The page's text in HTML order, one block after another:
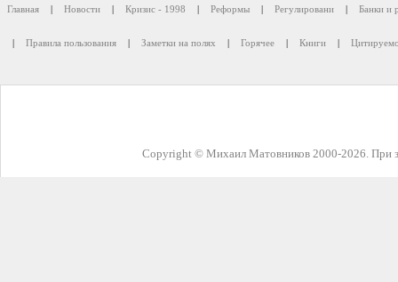
Главная | Новости | Кризис - 1998 | Реформы | Регулировани | Банки и
| Правила пользования | Заметки на полях | Горячее | Книги |
Copyright © Михаил Матовников 2000-2026. При